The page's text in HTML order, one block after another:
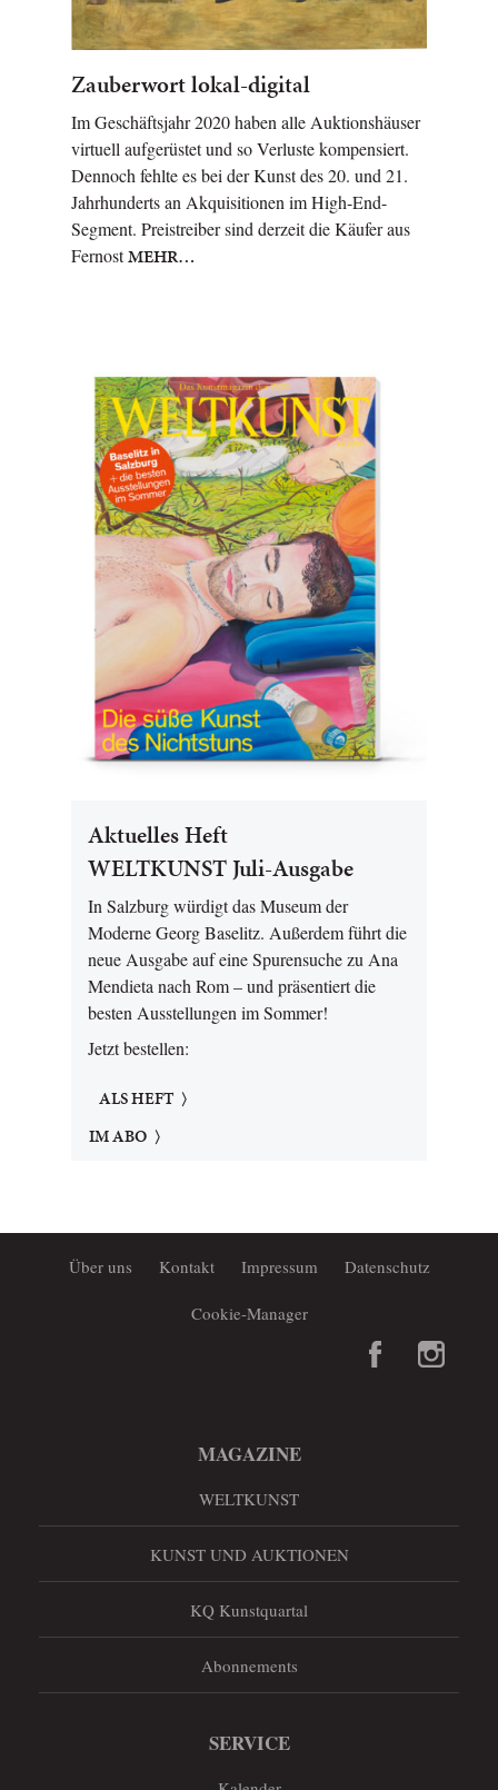
Zauberwort lokal-digital
Im Geschäftsjahr 2020 haben alle Auktionshäuser
virtuell aufgerüstet und so Verluste kompensiert.
Dennoch fehlte es bei der Kunst des 20. und 21.
Jahrhunderts an Akquisitionen im High-End-
Segment. Preistreiber sind derzeit die Käufer aus
FernostMEHR…
Aktuelles Heft
WELTKUNST Juli-Ausgabe
In Salzburg würdigt das Museum der
Moderne Georg Baselitz. Außerdem führt die
neue Ausgabe auf eine Spurensuche zu Ana
Mendieta nach Rom – und präsentiert die
besten Ausstellungen im Sommer!
Jetzt bestellen:
ALS HEFT
IM ABO
Über uns Kontakt Impressum Datenschutz
Cookie-Manager
MAGAZINE
WELTKUNST
KUNST UND AUKTIONEN
KQ Kunstquartal
Abonnements
SERVICE